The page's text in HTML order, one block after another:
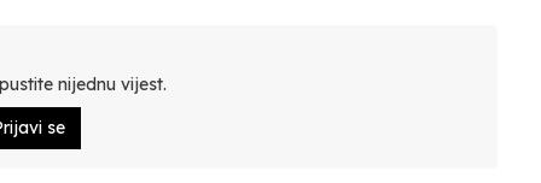
nijednu vijest.
se